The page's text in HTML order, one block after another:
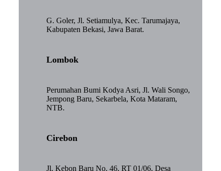
G. Goler, Jl. Setiamulya, Kec. Tarumajaya,
Kabupaten Bekasi, Jawa Barat.
Lombok
Perumahan Bumi Kodya Asri, Jl. Wali Songo,
Jempong Baru, Sekarbela, Kota Mataram,
NTB.
Cirebon
Jl. Kebon Baru No. 46, RT 01/06, Desa